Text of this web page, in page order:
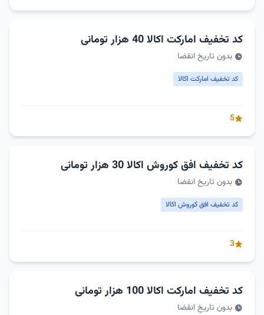
کد تخفیف امارکت اکالا 40 هزار تومانی
بدون تاریخ انقضا
کد تخفیف امارکت اکالا
5
کد تخفیف افق کوروش اکالا 30 هزار تومانی
بدون تاریخ انقضا
کد تخفیف افق کوروش اکالا
3
کد تخفیف امارکت اکالا 100 هزار تومانی
بدون تاریخ انقضا